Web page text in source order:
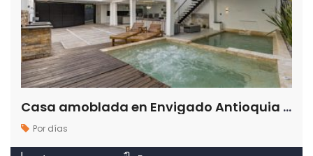
Casa amoblada en Envigado Antioquia sector El Esmeraldal
Por días